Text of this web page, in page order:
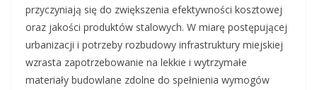
przyczyniają się do zwiększenia efektywności kosztowej
oraz jakości produktów stalowych. W miarę postępującej
urbanizacji i potrzeby rozbudowy infrastruktury miejskiej
wzrasta zapotrzebowanie na lekkie i wytrzymałe
materiały budowlane zdolne do spełnienia wymogów